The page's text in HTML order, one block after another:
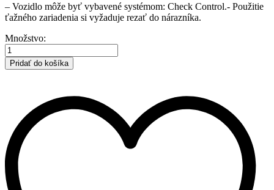
– Vozidlo môže byť vybavené systémom: Check Control.- Použitie
ťažného zariadenia si vyžaduje rezať do nárazníka.
SEAT
Inca
|
A
množstvo
Množstvo:
Pridať do košíka